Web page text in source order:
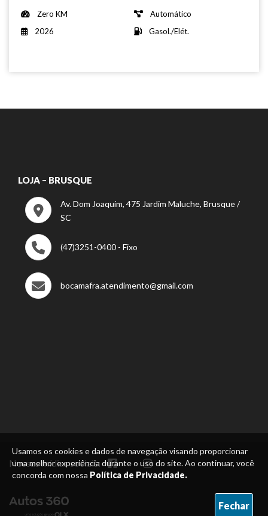
Usamos os cookies e dados de navegação visando proporcionar
uma melhor experiência durante o uso do site. Ao continuar, você
concorda com nossa Política de Privacidade.
Fechar
Zero KM
Automático
2026
Gasol./Elét.
LOJA – BRUSQUE
Av. Dom Joaquim, 475 Jardim Maluche, Brusque /
SC
(47)3251-0400 - Fixo
bocamafra.atendimento@gmail.com
Nossas mídias sociais: